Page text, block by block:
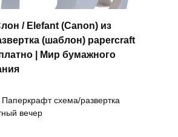
/ Elefant (Canon) из
(шаблон) papercraft
| Мир бумажного
схема/развертка
вечер